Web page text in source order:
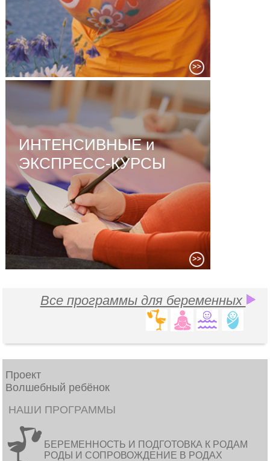
ИНТЕНСИВНЫЕ и
ЭКСПРЕСС-КУРСЫ
Все программы для беременных
Проект
Волшебный ребёнок
НАШИ ПРОГРАММЫ
БЕРЕМЕННОСТЬ И ПОДГОТОВКА К РОДАМ
РОДЫ И СОПРОВОЖДЕНИЕ В РОДАХ